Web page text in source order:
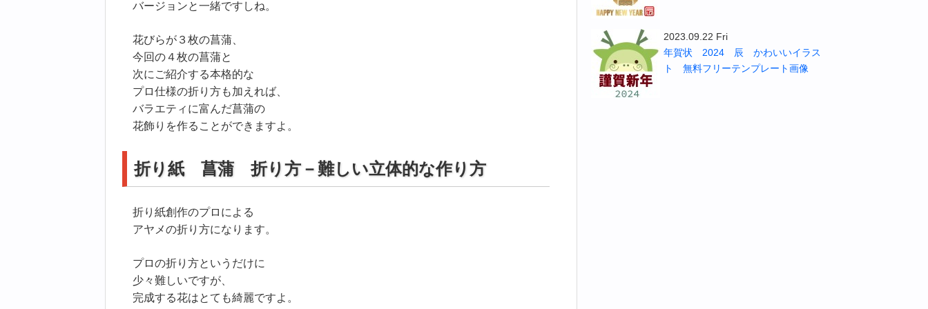
バージョンと一緒ですしね。
花びらが３枚の菖蒲、
今回の４枚の菖蒲と
次にご紹介する本格的な
プロ仕様の折り方も加えれば、
バラエティに富んだ菖蒲の
花飾りを作ることができますよ。
折り紙 菖蒲 折り方－難しい立体的な作り方
折り紙創作のプロによる
アヤメの折り方になります。
プロの折り方というだけに
少々難しいですが、
完成する花はとても綺麗ですよ。
2023.09.22 Fri
年賀状 2024 辰 かわいいイラス
ト 無料フリーテンプレート画像